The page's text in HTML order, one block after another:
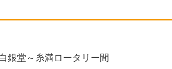
銀堂～糸満ロータリー間